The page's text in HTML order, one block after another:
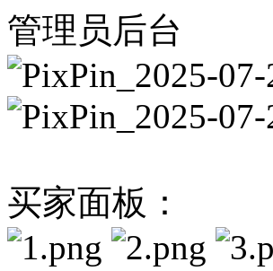
管理员后台
买家面板：